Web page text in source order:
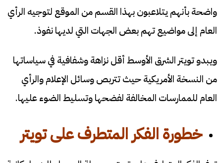
واضحة بأنهم يتلاعبون بهذا القسم من الموقع لتوجيه الرأي
العام إلى مواضيع تهم بعض الجهات التي لديها نفوذ.
ويبدو تويتر الشرق الأوسط أقل نزاهة وشفافية في سياساتها
من النسخة الأمريكية حيث تتربص وسائل الإعلام والرأي
العام للممارسات المخالفة لفضحها وتسليط الضوء عليها.
خطورة الفكر المتطرف على تويتر